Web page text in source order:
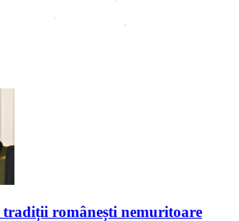
tradiții românești nemuritoare